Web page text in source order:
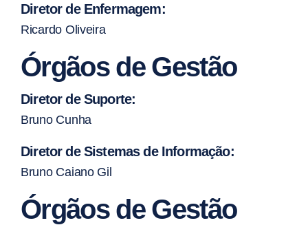
Diretor de Enfermagem:
Ricardo Oliveira
Órgãos de Gestão
Diretor de Suporte:
Bruno Cunha
Diretor de Sistemas de Informação:
Bruno Caiano Gil
Órgãos de Gestão